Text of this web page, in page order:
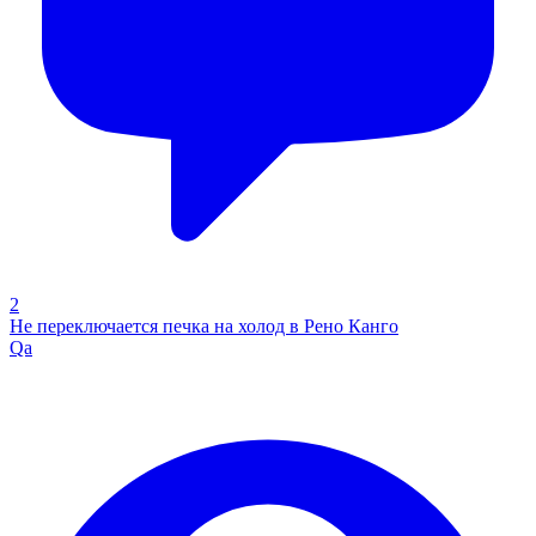
2
Не переключается печка на холод в Рено Канго
Qa